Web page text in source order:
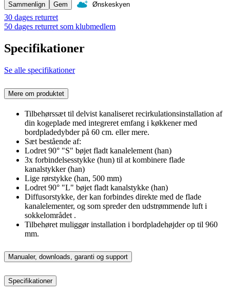
Sammenlign
Gem Ønskeskyen
30 dages returret
50 dages returret som klubmedlem
Specifikationer
Se alle specifikationer
Mere om produktet
Tilbehørssæt til delvist kanaliseret recirkulationsinstallation af
din kogeplade med integreret emfang i køkkener med
bordpladedybder på 60 cm. eller mere.
Sæt bestående af:
Lodret 90° "S" bøjet fladt kanalelement (han)
3x forbindelsesstykke (hun) til at kombinere flade
kanalstykker (han)
Lige rørstykke (han, 500 mm)
Lodret 90° "L" bøjet fladt kanalstykke (han)
Diffusorstykke, der kan forbindes direkte med de flade
kanalelementer, og som spreder den udstrømmende luft i
sokkelområdet .
Tilbehøret muliggør installation i bordpladehøjder op til 960
mm.
Manualer, downloads, garanti og support
Specifikationer